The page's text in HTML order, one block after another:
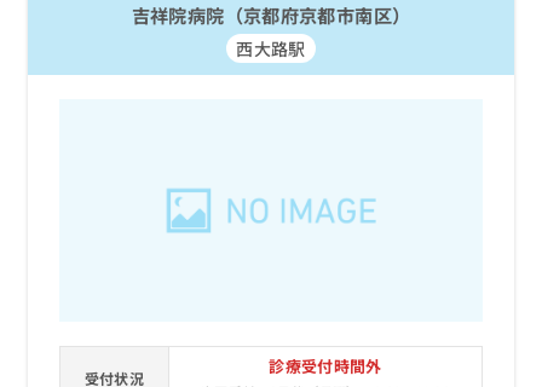
吉祥院病院（京都府京都市南区）
西大路駅
受付状況
診療受付時間外